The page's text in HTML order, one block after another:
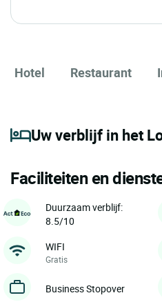
Hotel Restaurant
Uw verblijf in het
Faciliteiten en
Duurzaam verblijf:
8.5/10
WIFI
Gratis
Business Stopover